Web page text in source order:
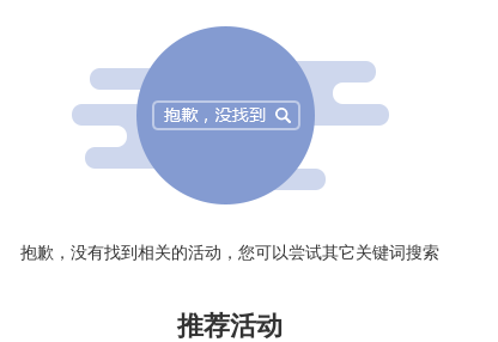
抱歉，没有找到相关的活动，您可以尝试其它关键词搜索
推荐活动